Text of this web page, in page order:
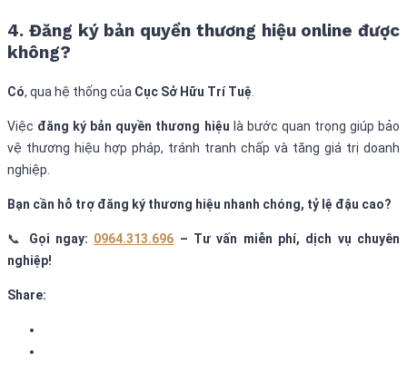
4. Đăng ký bản quyền thương hiệu online được
không?
Có, qua hệ thống của Cục Sở Hữu Trí Tuệ
Việc đăng ký bản quyền thương hiệu là bước quan trọng giúp bảo
vệ thương hiệu hợp pháp, tránh tranh chấp và tăng giá trị doanh
nghiệp.
Bạn cần hỗ trợ đăng ký thương hiệu nhanh chóng, tỷ lệ đậu cao?
📞 Gọi ngay: 0964.313.696 – Tư vấn miễn phí, dịch vụ chuyên
nghiệp!
Share: